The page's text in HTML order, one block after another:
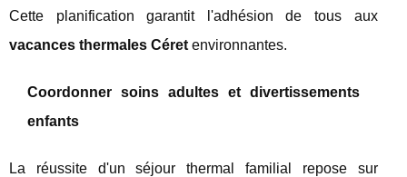
Cette planification garantit l'adhésion de tous aux
vacances thermales Céret environnantes.
Coordonner soins adultes et divertissements
enfants
La réussite d'un séjour thermal familial repose sur